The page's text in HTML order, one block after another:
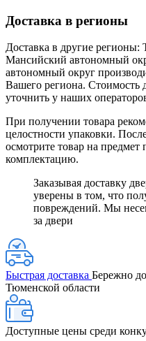
Доставка в регионы
Доставка в другие
Мансийский автономный
автономный округ
Вашего региона. Стоимость
уточнить у наших
При получении товара
целостности упаковки.
осмотрите товар на
комплектацию.
Заказывая доставку
уверены в том, что
повреждений. Мы
за двери
Быстрая доставка Бережно
Тюменской области
Доступные цены среди